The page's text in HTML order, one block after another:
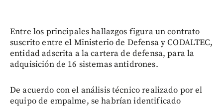
Entre los principales hallazgos figura un contrato
suscrito entre el Ministerio de Defensa y CODALTEC,
entidad adscrita a la cartera de defensa, para la
adquisición de 16 sistemas antidrones.
De acuerdo con el análisis técnico realizado por el
equipo de empalme, se habrían identificado